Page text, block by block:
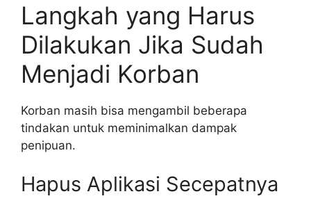
Langkah yang Harus
Dilakukan Jika Sudah
Menjadi Korban
Korban masih bisa mengambil beberapa
tindakan untuk meminimalkan dampak
penipuan.
Hapus Aplikasi Secepatnya